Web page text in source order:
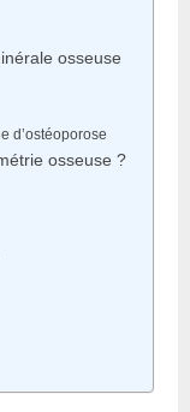
osseuse
d’ostéoporose
osseuse ?